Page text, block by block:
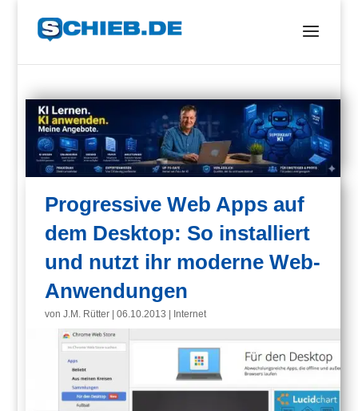
Progressive Web Apps auf
dem Desktop: So installiert
und nutzt ihr moderne Web-
Anwendungen
vonJ.M. Rütter |06.10.2013 Internet